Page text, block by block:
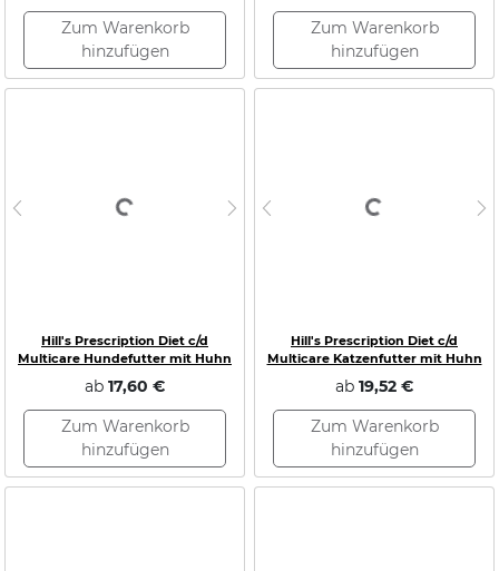
Zum Warenkorb
hinzufügen
Zum Warenkorb
hinzufügen
Loading...
Previous Next
Hill's Prescription Diet c/d
Multicare Hundefutter mit Huhn
ab 17,60 €
Zum Warenkorb
hinzufügen
Previous
Hill's Prescription Diet c/d
Multicare Katzenfutter mit Huhn
ab 19,52 €
Zum Warenkorb
hinzufügen